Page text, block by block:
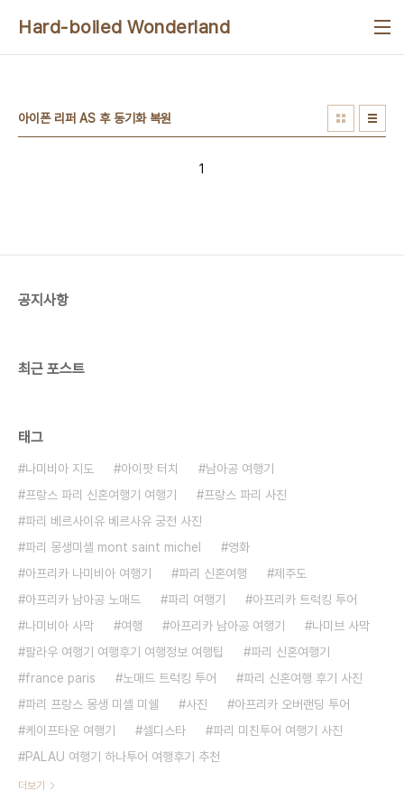
Hard-boiled Wonderland
아이폰 리퍼 AS 후 동기화 복원
1
공지사항
최근 포스트
태그
나미비아 지도 아이팟 터치
남아공 여행기
프랑스 파리 신혼여행기 여행기
프랑스 파리 사진
파리 베르사이유 베르사유 궁전 사진
파리 몽생미셸 mont saint michel
영화
아프리카 나미비아 여행기
파리 신혼여행
제주도
아프리카 남아공 노매드
파리 여행기
아프리카 트럭킹 투어
나미비아 사막
여행 아프리카 남아공 여행기
나미브 사막
팔라우 여행기 여행후기 여행정보 여행팁
파리 신혼여행기
france paris
노매드 트럭킹 투어
파리 신혼여행 후기 사진
파리 프랑스 몽생 미셸 미쉘
사진
아프리카 오버랜딩 투어
케이프타운 여행기
셀디스타
파리 미친투어 여행기 사진
PALAU 여행기 하나투어 여행후기 추천
더보기